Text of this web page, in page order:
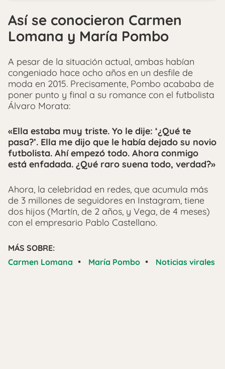
Así se conocieron Carmen
Lomana y María Pombo
A pesar de la situación actual, ambas habían
congeniado hace ocho años en un desfile de
moda en 2015. Precisamente, Pombo acababa de
poner punto y final a su romance con el futbolista
Álvaro Morata:
«Ella estaba muy triste. Yo le dije: ‘¿Qué te
pasa?’. Ella me dijo que le había dejado su novio
futbolista. Ahí empezó todo. Ahora conmigo
está enfadada. ¿Qué raro suena todo, verdad?»
Ahora, la celebridad en redes, que acumula más
de 3 millones de seguidores en Instagram, tiene
dos hijos (Martín, de 2 años, y Vega, de 4 meses)
con el empresario Pablo Castellano.
MÁS SOBRE:
Carmen Lomana • María Pombo • Noticias virales